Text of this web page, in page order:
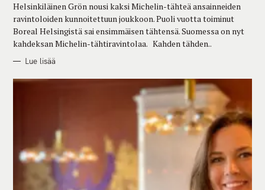
I
S
Helsinkiläinen Grön nousi kaksi Michelin-tähteä ansainneiden
ravintoloiden kunnoitettuun joukkoon. Puoli vuotta toiminut
Boreal Helsingistä sai ensimmäisen tähtensä. Suomessa on nyt
kahdeksan Michelin-tähtiravintolaa. Kahden tähden..
Lue lisää